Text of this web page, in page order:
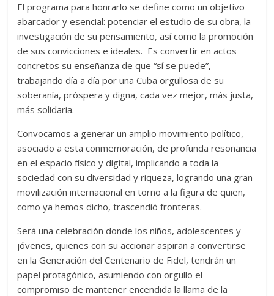
El programa para honrarlo se define como un objetivo
abarcador y esencial: potenciar el estudio de su obra, la
investigación de su pensamiento, así como la promoción
de sus convicciones e ideales. Es convertir en actos
concretos su enseñanza de que “sí se puede”,
trabajando día a día por una Cuba orgullosa de su
soberanía, próspera y digna, cada vez mejor, más justa,
más solidaria.
Convocamos a generar un amplio movimiento político,
asociado a esta conmemoración, de profunda resonancia
en el espacio físico y digital, implicando a toda la
sociedad con su diversidad y riqueza, logrando una gran
movilización internacional en torno a la figura de quien,
como ya hemos dicho, trascendió fronteras.
Será una celebración donde los niños, adolescentes y
jóvenes, quienes con su accionar aspiran a convertirse
en la Generación del Centenario de Fidel, tendrán un
papel protagónico, asumiendo con orgullo el
compromiso de mantener encendida la llama de la